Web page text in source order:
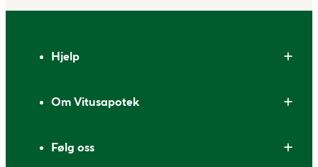
Hjelp
Om Vitusapotek
Følg oss